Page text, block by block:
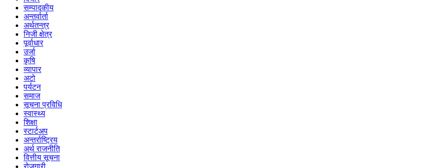
सम्पादकीय
अन्तर्वार्ता
अर्थतन्त्र
निजी क्षेत्र
पूर्वाधार
उर्जा
कृषि
व्यापार
अटो
पर्यटन
समाज
सूचना प्रविधि
स्वास्थ्य
शिक्षा
स्टार्टअप
अन्तर्राष्ट्रिय
अर्थ राजनीति
वित्तीय सूचना
रोजगारी